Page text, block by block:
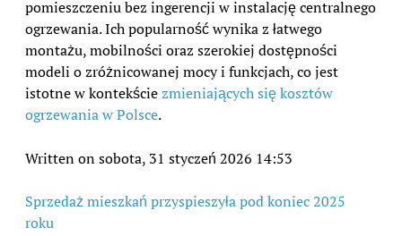
pomieszczeniu bez ingerencji w instalację centralnego
ogrzewania. Ich popularność wynika z łatwego
montażu, mobilności oraz szerokiej dostępności
modeli o zróżnicowanej mocy i funkcjach, co jest
istotne w kontekściezmieniających się kosztów
ogrzewania w Polsce.
Written on sobota, 31 styczeń 2026 14:53
Sprzedaż mieszkań przyspieszyła pod koniec 2025
roku